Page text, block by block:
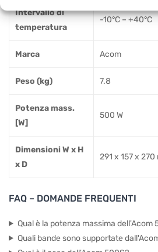
Intervallo di
temperatura
-10°C – +40°C
Marca Acom
Peso (kg) 7.8
Potenza mass.
[W]
500 W
Dimensioni W x H
x D
291 x 157 x 270
FAQ – DOMANDE FREQUENTI
Qual è la potenza massima dell'Acom
Quali bande sono supportate